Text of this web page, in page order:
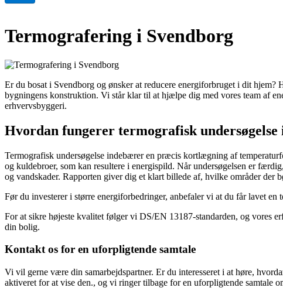
Termografering i Svendborg
Er du bosat i Svendborg og ønsker at reducere energiforbruget i dit
bygningens konstruktion. Vi står klar til at hjælpe dig med vores team af
erhvervsbyggeri.
Hvordan fungerer termografisk undersøgelse
Termografisk undersøgelse indebærer en præcis kortlægning af
og kuldebroer, som kan resultere i energispild. Når undersøgelsen er
og vandskader. Rapporten giver dig et klart billede af, hvilke områder
Før du investerer i større energiforbedringer, anbefaler vi at du får lavet
For at sikre højeste kvalitet følger vi DS/EN 13187-standarden, og vores
din bolig.
Kontakt os for en uforpligtende samtale
Vi vil gerne være din samarbejdspartner. Er du interesseret i at høre,
aktiveret for at vise den., og vi ringer tilbage for en uforpligtende samtale